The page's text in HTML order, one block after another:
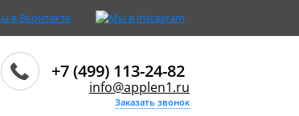
+7 (499) 113-24-82
info@applen1.ru
Заказать звонок